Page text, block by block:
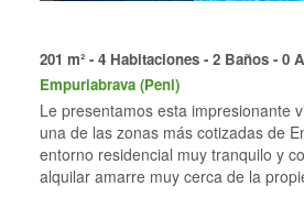
201 m² - 4 Habitaciones - 2 Baños - 0
Empuriabrava (Peni)
Le presentamos esta impresionante vivienda situada en
una de las zonas más cotizadas de
entorno residencial muy tranquilo y
alquilar amarre muy cerca de la